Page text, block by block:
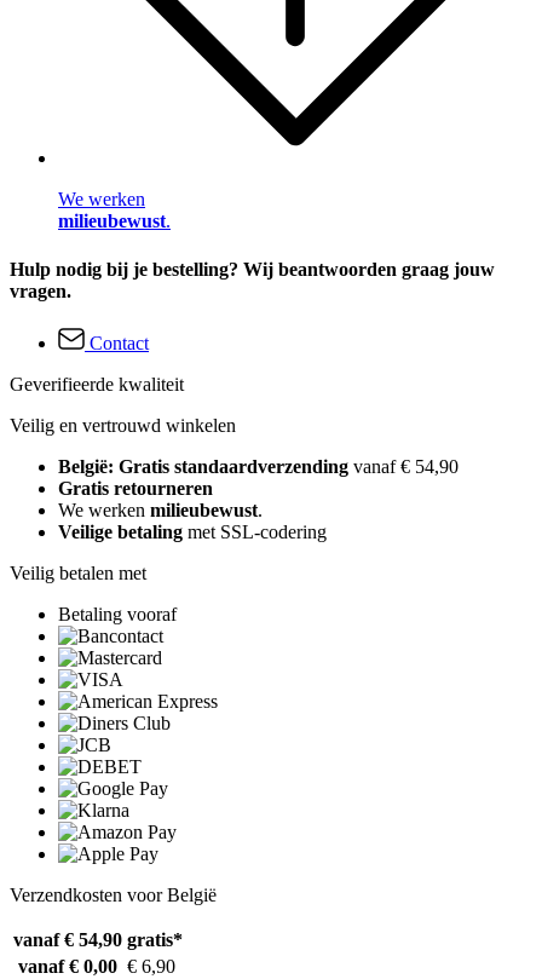
We werken
milieubewust.
Hulp nodig bij je bestelling? Wij beantwoorden graag jouw
vragen.
Contact
Geverifieerde kwaliteit
Veilig en vertrouwd winkelen
België: Gratis standaardverzending vanaf € 54,90
Gratis retourneren
We werken milieubewust.
Veilige betaling met SSL-codering
Veilig betalen met
Betaling vooraf
Verzendkosten voor België
vanaf € 54,90 gratis*
vanaf € 0,00 € 6,90